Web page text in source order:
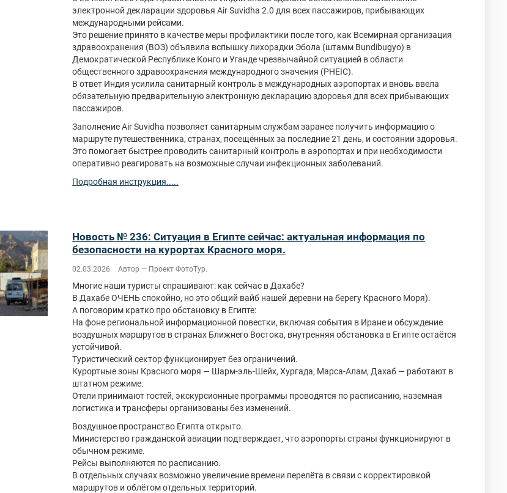
электронной декларации здоровья Air Suvidha 2.0 для всех пассажиров, прибывающих
международными рейсами.
Это решение принято в качестве меры профилактики после того, как Всемирная организация
здравоохранения (ВОЗ) объявила вспышку лихорадки Эбола (штамм Bundibugyo) в
Демократической Республике Конго и Уганде чрезвычайной ситуацией в области
общественного здравоохранения международного значения (PHEIC).
В ответ Индия усилила санитарный контроль в международных аэропортах и вновь ввела
обязательную предварительную электронную декларацию здоровья для всех прибывающих
пассажиров.
Заполнение Air Suvidha позволяет санитарным службам заранее получить информацию о
маршруте путешественника, странах, посещённых за последние 21 день, и состоянии здоровья.
Это помогает быстрее проводить санитарный контроль в аэропортах и при необходимости
оперативно реагировать на возможные случаи инфекционных заболеваний.
Подробная инструкция.....
Новость № 236: Ситуация в Египте сейчас: актуальная информация по
безопасности на курортах Красного моря.
02.03.2026 Автор — Проект ФотоТур.
Многие наши туристы спрашивают: как сейчас в Дахабе?
В Дахабе ОЧЕНЬ спокойно, но это общий вайб нашей деревни на берегу Красного Моря).
А поговорим кратко про обстановку в Египте:
На фоне региональной информационной повестки, включая события в Иране и обсуждение
воздушных маршрутов в странах Ближнего Востока, внутренняя обстановка в Египте остаётся
устойчивой.
Туристический сектор функционирует без ограничений.
Курортные зоны Красного моря — Шарм-эль-Шейх, Хургада, Марса-Алам, Дахаб — работают в
штатном режиме.
Отели принимают гостей, экскурсионные программы проводятся по расписанию, наземная
логистика и трансферы организованы без изменений.
Воздушное пространство Египта открыто.
Министерство гражданской авиации подтверждает, что аэропорты страны функционируют в
обычном режиме.
Рейсы выполняются по расписанию.
В отдельных случаях возможно увеличение времени перелёта в связи с корректировкой
маршрутов и облётом отдельных территорий.